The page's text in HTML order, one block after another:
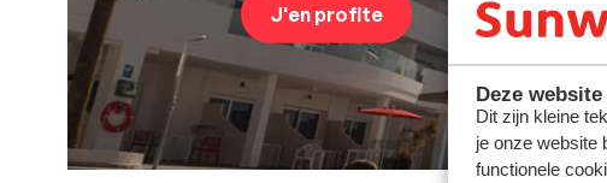
Deze
Dit zijn kleine
je onze website
functionele
J'en profite